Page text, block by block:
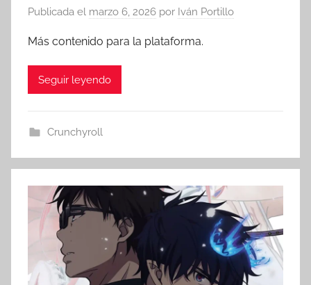
Publicada el marzo 6, 2026 por Iván Portillo
Más contenido para la plataforma.
Seguir leyendo
Crunchyroll